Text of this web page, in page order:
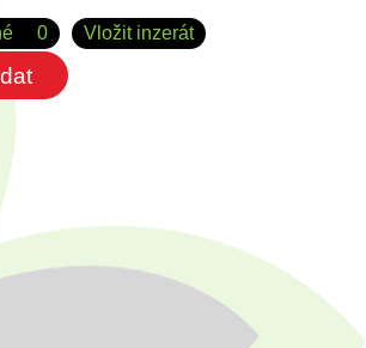
Vložit inzerát
0